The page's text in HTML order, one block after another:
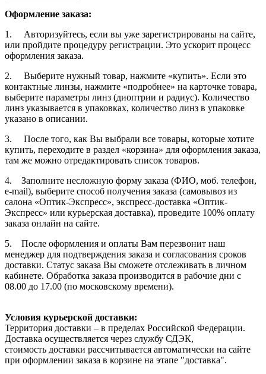
Оформление заказа:
1. Авторизуйтесь, если вы уже зарегистрированы на сайте,
или пройдите процедуру регистрации. Это ускорит процесс
оформления заказа.
2. Выберите нужный товар, нажмите «купить». Если это
контактные линзы, нажмите «подробнее» на карточке товара,
выберите параметры линз (диоптрии и радиус). Количество
линз указывается в упаковках, количество линз в упаковке
указано в описании.
3. После того, как Вы выбрали все товары, которые хотите
купить, переходите в раздел «корзина» для оформления заказа,
там же можно отредактировать список товаров.
4. Заполните несложную форму заказа (ФИО, моб. телефон,
e-mail), выберите способ получения заказа (самовывоз из
салона «Оптик-Экспресс», экспресс-доставка «Оптик-
Экспресс» или курьерская доставка), проведите 100% оплату
заказа онлайн на сайте.
5. После оформления и оплаты Вам перезвонит наш
менеджер для подтверждения заказа и согласования сроков
доставки. Статус заказа Вы сможете отслеживать в личном
кабинете. Обработка заказа производится в рабочие дни с
08.00 до 17.00 (по московскому времени).
Условия курьерской доставки:
Территория доставки – в пределах Российской Федерации.
Доставка осуществляется через службу СДЭК,
стоимость доставки рассчитывается автоматически на сайте
при оформлении заказа в корзине на этапе "доставка".